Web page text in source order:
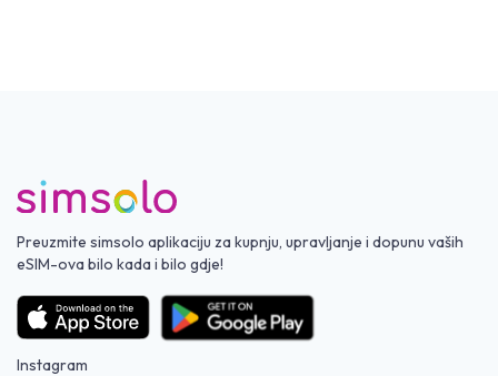
Preuzmite simsolo aplikaciju za kupnju, upravljanje i dopunu vaših
eSIM-ova bilo kada i bilo gdje!
Instagram